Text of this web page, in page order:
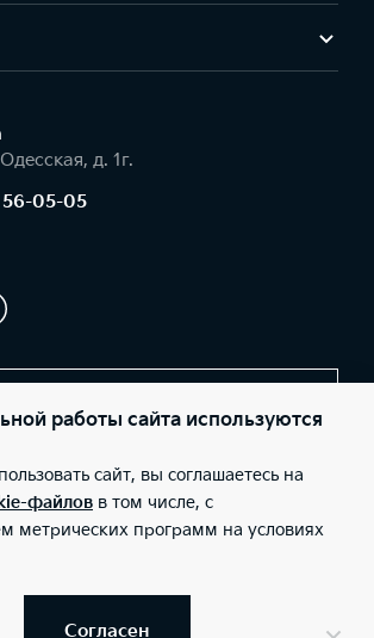
д. 1г.
56-05-05
лица ООО «Никко» (Фактический адрес: г.
д. 1г.; Телефон: +7 (3452) 56-05-05; ИНН:
1057200646920), ООО «Киа Россия и СНГ»
г.Москва, Валовая 26; Телефон: 8 800 301
ОГРН: 5087746291760) ведут
РФ. Информация о соответствующих
работы сайта используются
сайт, вы соглашаетесь на
файлов в том числе, с
метрических программ на условиях
Согласен